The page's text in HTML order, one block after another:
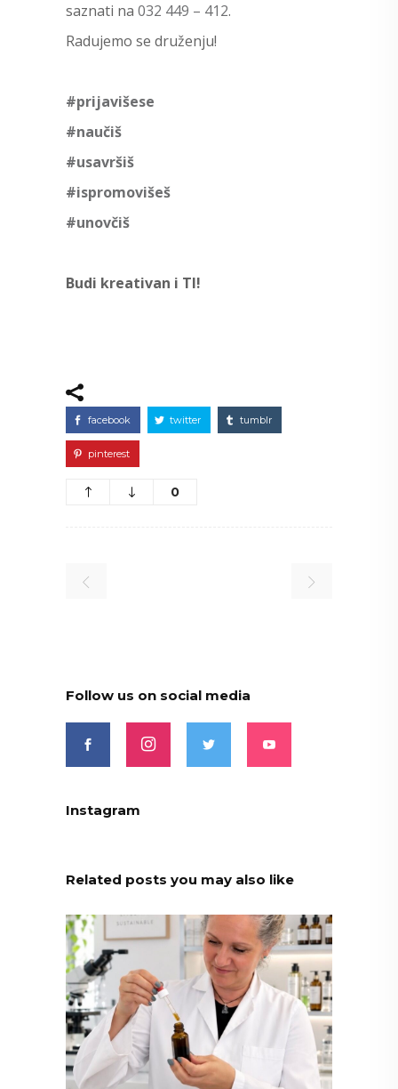
saznati na 032 449 – 412.
Radujemo se druženju!
#prijavišese
#naučiš
#usavršiš
#ispromovišeš
#unovčiš
Budi kreativan i TI!
facebook twitter tumblr
pinterest
0
Follow us on social media
Instagram
Related posts you may also like